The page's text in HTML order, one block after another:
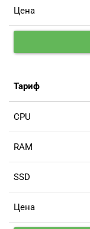
Цена
Тариф
CPU
RAM
SSD
Цена